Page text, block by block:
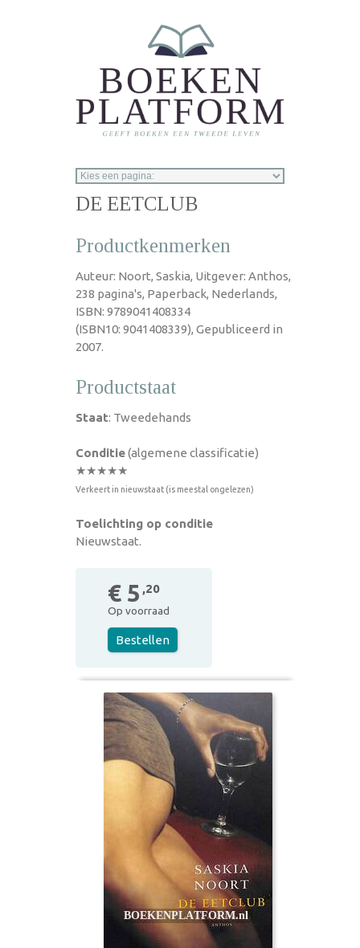
DE EETCLUB
Productkenmerken
Auteur: Noort, Saskia, Uitgever: Anthos,
238 pagina's, Paperback, Nederlands,
ISBN: 9789041408334
(ISBN10: 9041408339), Gepubliceerd in
2007.
Productstaat
Staat: Tweedehands
Conditie(algemene classificatie)
★★★★★
Verkeert in nieuwstaat (is meestal ongelezen)
Toelichting op conditie
Nieuwstaat.
€ 5 ,20
Op voorraad
Bestellen